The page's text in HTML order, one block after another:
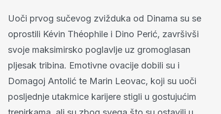
Uoči prvog sučevog zvižduka od Dinama su se
oprostili Kévin Théophile i Dino Perić, završivši
svoje maksimirsko poglavlje uz gromoglasan
pljesak tribina. Emotivne ovacije dobili su i
Domagoj Antolić te Marin Leovac, koji su uoči
posljednje utakmice karijere stigli u gostujućim